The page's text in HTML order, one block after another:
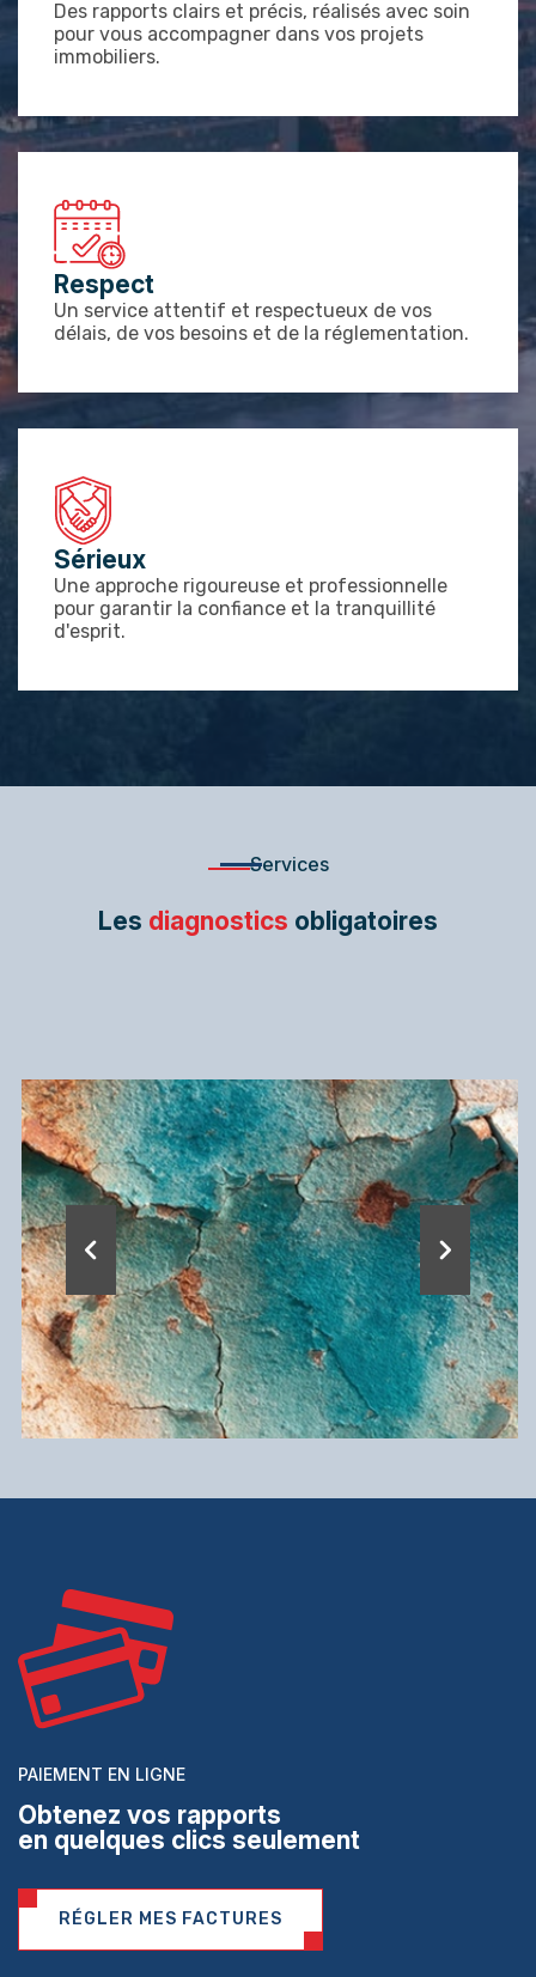
Des rapports clairs et précis, réalisés avec soin
pour vous accompagner dans vos projets
immobiliers.
Respect
Un service attentif et respectueux de vos
délais, de vos besoins et de la réglementation.
Sérieux
Une approche rigoureuse et professionnelle
pour garantir la confiance et la tranquillité
d'esprit.
Services
Les diagnostics obligatoires
PAIEMENT EN LIGNE
Obtenez vos rapports
en quelques clics seulement
RÉGLER MES FACTURES